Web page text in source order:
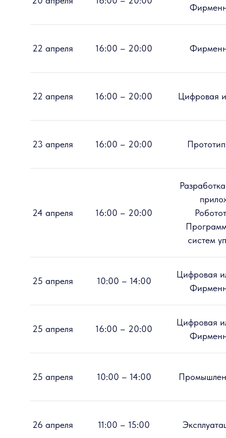
22 апреля 16:00 – 20:00
22 апреля 16:00 – 20:00 Цифровая
23 апреля 16:00 – 20:00
24 апреля 16:00 – 20:00
систем
25 апреля 10:00 – 14:00
Цифровая
25 апреля 16:00 – 20:00
Цифровая
25 апреля 10:00 – 14:00
26 апреля 11:00 – 15:00